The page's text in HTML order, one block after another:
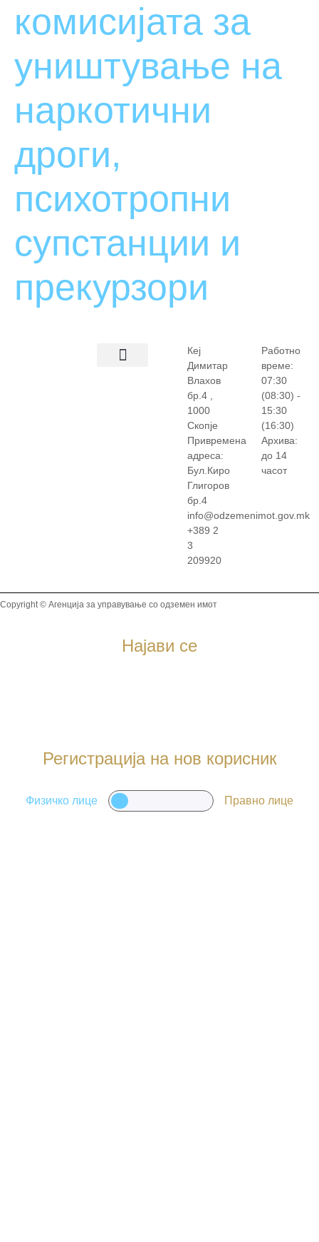
комисијата за
уништување на
наркотични
дроги,
психотропни
супстанции и
прекурзори
Кеј
Димитар
Влахов
бр.4 ,
1000
Скопје
Привремена
адреса:
Бул.Киро
Глигоров
бр.4
info@odzemenimot.gov.mk
+389 2
3
209920
Работно
време:
07:30
(08:30) -
15:30
(16:30)
Архива:
до 14
часот
Copyright © Агенција за управување со одземен имот
Најави се
Регистрација на нов корисник
Физичко лице Правно лице